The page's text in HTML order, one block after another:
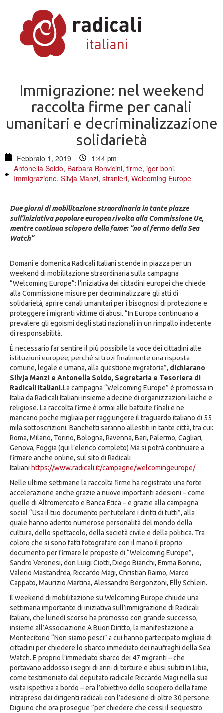
Immigrazione: nel weekend
raccolta firme per canali
umanitari e decriminalizzazione
solidarietà
Febbraio 1, 2019
1:44 pm
Antonella Soldo, Barbara Bonvicini,firme,igor boni,
Immigrazione,Silvja Manzi,stranieri,Welcoming Europe
Due giorni di mobilitazione straordinaria in tante piazze
sull’iniziativa popolare europea rivolta alla Commissione Ue,
mentre continua sciopero della fame: “no al fermo della Sea
Watch”
Domani e domenica Radicali Italiani scende in piazza per un
weekend di mobilitazione straordinaria sulla campagna
“Welcoming Europe”: l’iniziativa dei cittadini europei che chiede
alla Commissione misure per decriminalizzare gli atti di
solidarietà, aprire canali umanitari per i bisognosi di protezione e
proteggere i migranti vittime di abusi. “In Europa continuano a
prevalere gli egoismi degli stati nazionali in un rimpallo indecente
di responsabilità.
È necessario far sentire il più possibile la voce dei cittadini alle
istituzioni europee, perché si trovi finalmente una risposta
comune, legale e umana, alla questione migratoria”, dichiarano
Silvja Manzi e Antonella Soldo, Segretaria e Tesoriera di
Radicali Italiani.La campagna “Welcoming Europe” è promossa in
Italia da Radicali Italiani insieme a decine di organizzazioni laiche e
religiose. La raccolta firme è ormai alle battute finali e ne
mancano poche migliaia per raggiungere il traguardo italiano di 55
mila sottoscrizioni. Banchetti saranno allestiti in tante città, tra cui:
Roma, Milano, Torino, Bologna, Ravenna, Bari, Palermo, Cagliari,
Genova, Foggia (qui l’elenco completo) Ma si potrà continuare a
firmare anche online, sul sito di Radicali
Italiani https://www.radicali.it/campagne/welcomingeurope/.
Nelle ultime settimane la raccolta firme ha registrato una forte
accelerazione anche grazie a nuove importanti adesioni – come
quelle di Altromercato e Banca Etica – e grazie alla campagna
social “Usa il tuo documento per tutelare i diritti di tutti”, alla
quale hanno aderito numerose personalità del mondo della
cultura, dello spettacolo, della società civile e della politica. Tra
coloro che si sono fatti fotografare con il mano il proprio
documento per firmare le proposte di “Welcoming Europe”,
Sandro Veronesi, don Luigi Ciotti, Diego Bianchi, Emma Bonino,
Valerio Mastandrea, Riccardo Magi, Christian Raimo, Marco
Cappato, Maurizio Martina, Alessandro Bergonzoni, Elly Schlein.
Il weekend di mobilitazione su Welcoming Europe chiude una
settimana importante di iniziativa sull’immigrazione di Radicali
Italiani, che lunedì scorso ha promosso con grande successo,
insieme all’Associazione A Buon Diritto, la manifestazione a
Montecitorio “Non siamo pesci” a cui hanno partecipato migliaia di
cittadini per chiedere lo sbarco immediato dei naufraghi della Sea
Watch. E proprio l’immediato sbarco dei 47 migranti – che
portavano addosso i segni di anni di torture e abusi subiti in Libia,
come testimoniato dal deputato radicale Riccardo Magi nella sua
visita ispettiva a bordo – era l’obiettivo dello sciopero della fame
intrapreso dai dirigenti radicali con l’adesione di oltre 30 persone.
Digiuno che ora prosegue ”per chiedere che cessi il sequestro